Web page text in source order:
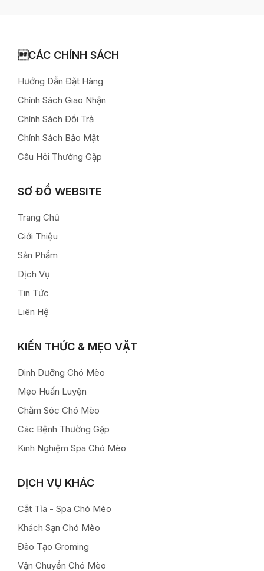
CÁC CHÍNH SÁCH
Hướng Dẫn Đặt Hàng
Chính Sách Giao Nhận
Chính Sách Đổi Trả
Chính Sách Bảo Mật
Câu Hỏi Thường Gặp
SƠ ĐỒ WEBSITE
Trang Chủ
Giới Thiệu
Sản Phẩm
Dịch Vụ
Tin Tức
Liên Hệ
KIẾN THỨC & MẸO VẶT
Dinh Dưỡng Chó Mèo
Mẹo Huấn Luyện
Chăm Sóc Chó Mèo
Các Bệnh Thường Gặp
Kinh Nghiệm Spa Chó Mèo
DỊCH VỤ KHÁC
Cắt Tỉa - Spa Chó Mèo
Khách Sạn Chó Mèo
Đào Tạo Groming
Vận Chuyển Chó Mèo